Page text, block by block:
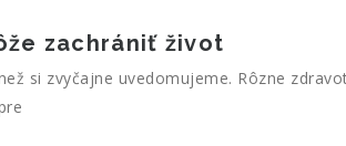
zachrániť život
si zvyčajne uvedomujeme. Rôzne